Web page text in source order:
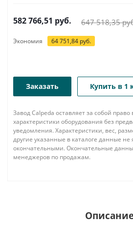
582 766,51 руб. 647 518,35
Экономия 64 751,84 руб.
Заказать Купить в 1
Завод Calpeda оставляет за собой
характеристики оборудования без
уведомления. Характеристики, вес,
другие указанные в каталоге данные не
окончательными. Окончательные
менеджеров по продажам.